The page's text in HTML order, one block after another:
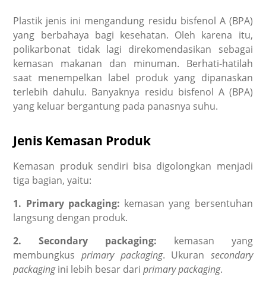
Plastik jenis ini mengandung residu bisfenol A (BPA)
yang berbahaya bagi kesehatan. Oleh karena itu,
polikarbonat tidak lagi direkomendasikan sebagai
kemasan makanan dan minuman. Berhati-hatilah
saat menempelkan label produk yang dipanaskan
terlebih dahulu. Banyaknya residu bisfenol A (BPA)
yang keluar bergantung pada panasnya suhu.
Jenis Kemasan Produk
Kemasan produk sendiri bisa digolongkan menjadi
tiga bagian, yaitu:
1. Primary packaging: kemasan yang bersentuhan
langsung dengan produk.
2. Secondary packaging: kemasan yang
membungkus primary packaging. Ukuran secondary
packagingini lebih besar dariprimary packaging.